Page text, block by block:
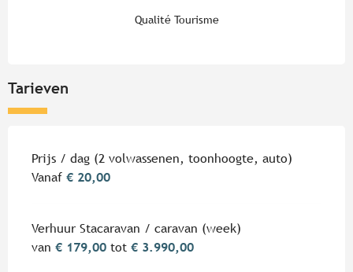
Qualité Tourisme
Tarieven
Tarieven 2026
Prijs / dag (2 volwassenen, toonhoogte, auto)
Vanaf € 20,00
Verhuur Stacaravan / caravan (week)
van € 179,00 tot € 3.990,00